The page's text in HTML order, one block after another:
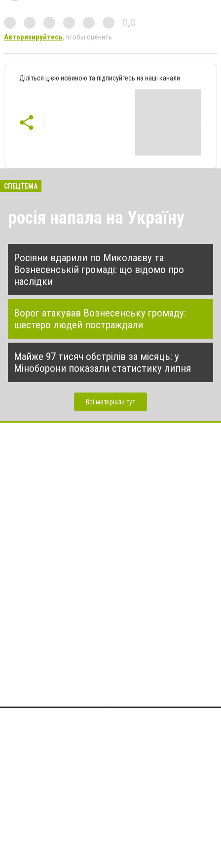
0,0
Авторизируйтесь, чтобы оценить
Діліться цією новиною та підписуйтесь на наші канали
СПЕЦТЕМА
росія напала на Україну
Росіяни вдарили по Миколаєву та
Вознесенській громаді: що відомо про
наслідки
Ворог атакував Вознесенську громаду:
шестеро людей постраждали
Майже 97 тисяч обстрілів за місяць: у
Міноборони показали статистику липня
Всі матеріали тут